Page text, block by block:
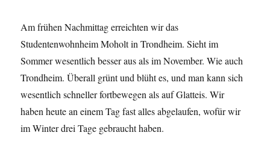
Am frühen Nachmittag erreichten wir das
Studentenwohnheim Moholt in Trondheim. Sieht im
Sommer wesentlich besser aus als im November. Wie auch
Trondheim. Überall grünt und blüht es, und man kann sich
wesentlich schneller fortbewegen als auf Glatteis. Wir
haben heute an einem Tag fast alles abgelaufen, wofür wir
im Winter drei Tage gebraucht haben.